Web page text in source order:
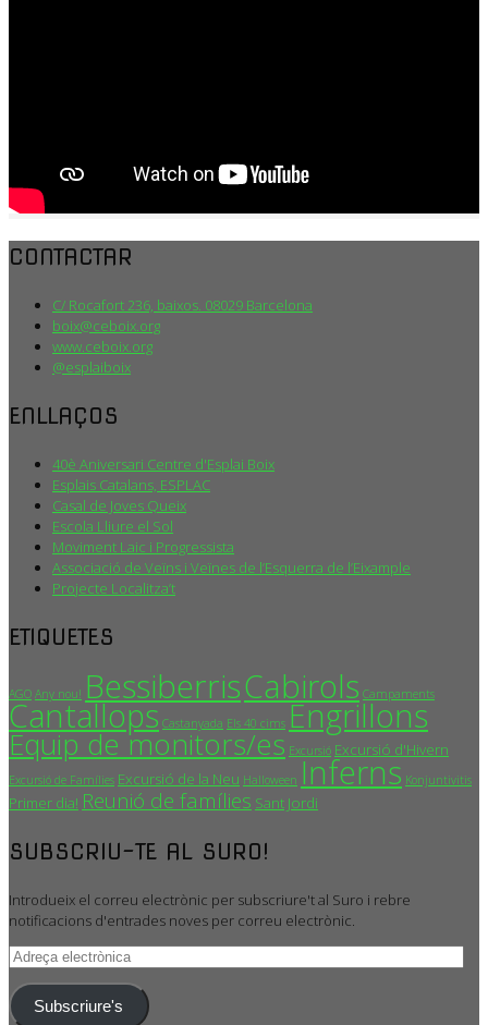
CONTACTAR
C/ Rocafort 236, baixos. 08029 Barcelona
boix@ceboix.org
www.ceboix.org
@esplaiboix
ENLLAÇOS
40è Aniversari Centre d'Esplai Boix
Esplais Catalans, ESPLAC
Casal de Joves Queix
Escola Lliure el Sol
Moviment Laic i Progressista
Associació de Veïns i Veïnes de l’Esquerra de l’Eixample
Projecte Localitza’t
ETIQUETES
AGO Any nou! BessiberrisCabirols Campaments
Cantallops Castanyada Els 40 cims Engrillons
Equip de monitors/es Excursió Excursió d'Hivern
Excursió de Famílies Excursió de la Neu Halloween Inferns Konjuntivitis
Primer dia! Reunió de famílies Sant Jordi
SUBSCRIU-TE AL SURO!
Introdueix el correu electrònic per subscriure't al Suro i rebre
notificacions d'entrades noves per correu electrònic.
Adreça
Subscriure's